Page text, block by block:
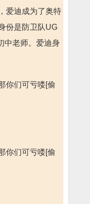
爱迪成为了奥特
份是防卫队UG
中老师。爱迪身
你们可亏喽[偷
你们可亏喽[偷